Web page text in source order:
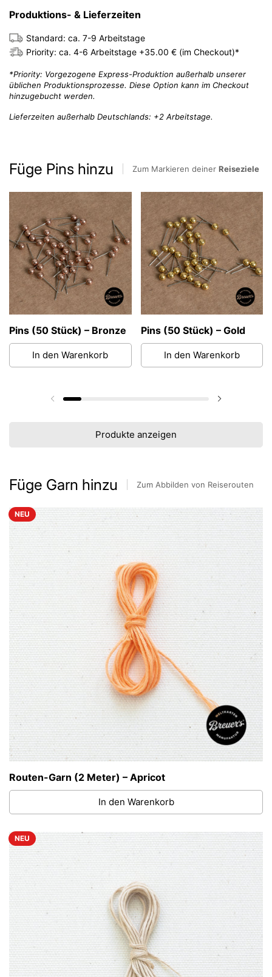
Produktions- & Lieferzeiten
Standard: ca. 7-9 Arbeitstage
Priority: ca. 4-6 Arbeitstage +35.00 € (im Checkout)*
*Priority: Vorgezogene Express-Produktion außerhalb unserer
üblichen Produktionsprozesse. Diese Option kann im Checkout
hinzugebucht werden.
Lieferzeiten außerhalb Deutschlands: +2 Arbeitstage.
Füge Pins hinzu Zum Markieren deiner Reiseziele
Pins (50 Stück) – Bronze
In den Warenkorb
Pins (50 Stück) – Gold
In den Warenkorb
Vorherige Folie
Produkte anzeigen
Füge Garn hinzu Zum Abbilden von Reiserouten
Routen-Garn (2 Meter) – Apricot
In den Warenkorb
NEU
NEU